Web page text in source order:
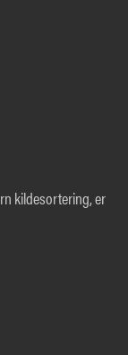
kildesortering, er